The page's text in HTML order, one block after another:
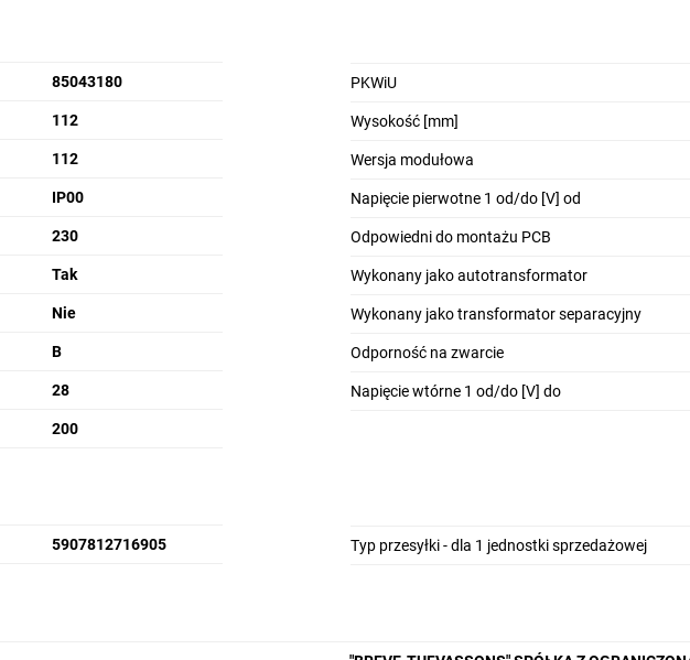
85043180
112
112
IP00
230
Tak
Nie
B
28
200
PKWiU
Wysokość [mm]
Wersja modułowa
Napięcie pierwotne 1 od/do [V] od
Odpowiedni do montażu PCB
Wykonany jako autotransformator
Wykonany jako transformator separacyjny
Odporność na zwarcie
Napięcie wtórne 1 od/do [V] do
5907812716905 Typ przesyłki - dla 1 jednostki sprzedażowej